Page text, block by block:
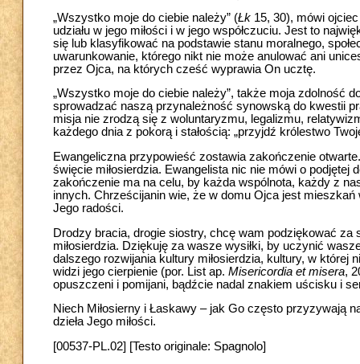
„Wszystko moje do ciebie należy” (Łk 15, 30), mówi
udziału w jego miłości i w jego współczuciu. Jest to
się lub klasyfikować na podstawie stanu moralnego,
uwarunkowanie, którego nikt nie może anulować ani
przez Ojca, na których cześć wyprawia On ucztę.
„Wszystko moje do ciebie należy”, także moja zdolność
sprowadzać naszą przynależność synowską do kwestii
misja nie zrodzą się z woluntaryzmu, legalizmu,
każdego dnia z pokorą i stałością: „przyjdź królestwo
Ewangeliczna przypowieść zostawia zakończenie
święcie miłosierdzia. Ewangelista nic nie mówi o
zakończenie ma na celu, by każda wspólnota, każdy z
innych. Chrześcijanin wie, że w domu Ojca jest
Jego radości.
Drodzy bracia, drogie siostry, chcę wam podziękować
miłosierdzia. Dziękuję za wasze wysiłki, by uczynić
dalszego rozwijania kultury miłosierdzia, kultury, w której
widzi jego cierpienie (por. List ap. Misericordia et misera,
opuszczeni i pomijani, bądźcie nadal znakiem uścisku i
Niech Miłosierny i Łaskawy – jak Go często przyzywają
dzieła Jego miłości.
[00537-PL.02] [Testo originale: Spagnolo]